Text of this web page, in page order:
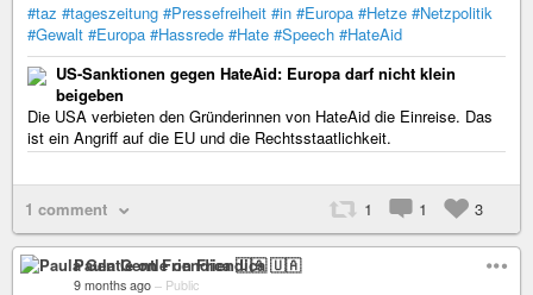
#taz #tageszeitung #Pressefreiheit #in #Europa #Hetze #Netzpolitik
#Gewalt #Europa #Hassrede #Hate #Speech #HateAid
US-Sanktionen gegen HateAid: Europa darf nicht klein
beigeben
Die USA verbieten den Gründerinnen von HateAid die Einreise. Das
ist ein Angriff auf die EU und die Rechtsstaatlichkeit.
1 comment 1 1 3
Paula Gentle on Friendica 🇺🇦
9 months ago – Public